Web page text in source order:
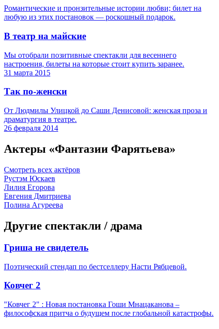
Романтические и пронзительные истории любви; билет на
любую из этих постановок — роскошный подарок.
В театр на майские
Мы отобрали позитивные спектакли для весеннего
настроения, билеты на которые стоит купить заранее.
31 марта 2015
Так по-женски
От Людмилы Улицкой до Саши Денисовой: женская проза и
драматургия в театре.
26 февраля 2014
Актеры «Фантазии Фарятьева»
Смотреть всех актёров
Рустэм Юскаев
Лилия Егорова
Евгения Дмитриева
Полина Агуреева
Другие спектакли / драма
Гриша не свидетель
Поэтический стендап по бестселлеру Насти Рябцевой.
Ковчег 2
"Ковчег 2" : Новая постановка Гоши Мнацаканова –
философская притча о будущем после глобальной катастрофы.